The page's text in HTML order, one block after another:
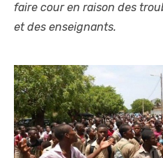
faire cour en raison des
et des enseignants.